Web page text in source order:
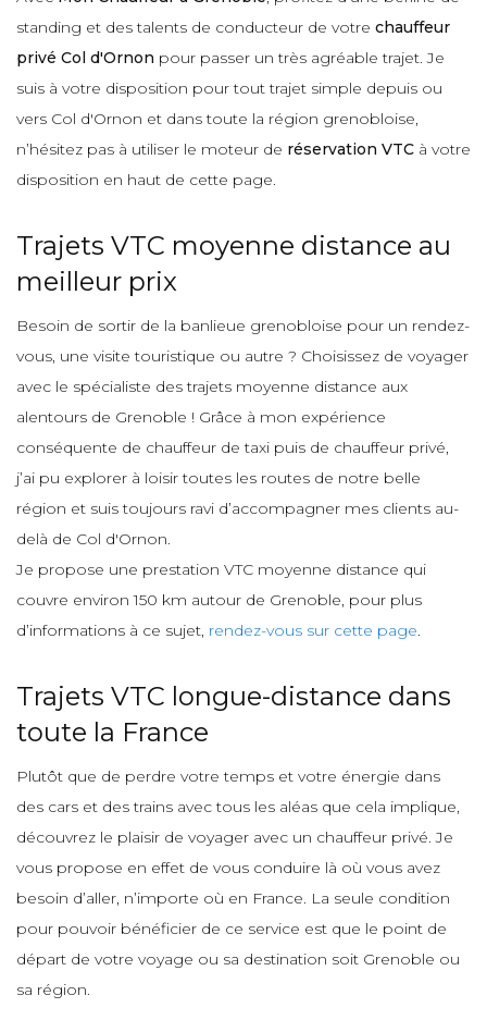
standing et des talents de conducteur de votre chauffeur
privé Col d'Ornon pour passer un très agréable trajet. Je
suis à votre disposition pour tout trajet simple depuis ou
vers Col d'Ornon et dans toute la région grenobloise,
n’hésitez pas à utiliser le moteur de réservation VTC à votre
disposition en haut de cette page.
Trajets VTC moyenne distance au
meilleur prix
Besoin de sortir de la banlieue grenobloise pour un rendez-
vous, une visite touristique ou autre ? Choisissez de voyager
avec le spécialiste des trajets moyenne distance aux
alentours de Grenoble ! Grâce à mon expérience
conséquente de chauffeur de taxi puis de chauffeur privé,
j’ai pu explorer à loisir toutes les routes de notre belle
région et suis toujours ravi d’accompagner mes clients au-
delà de Col d'Ornon.
Je propose une prestation VTC moyenne distance qui
couvre environ 150 km autour de Grenoble, pour plus
d’informations à ce sujet, rendez-vous sur cette page.
Trajets VTC longue-distance dans
toute la France
Plutôt que de perdre votre temps et votre énergie dans
des cars et des trains avec tous les aléas que cela implique,
découvrez le plaisir de voyager avec un chauffeur privé. Je
vous propose en effet de vous conduire là où vous avez
besoin d’aller, n’importe où en France. La seule condition
pour pouvoir bénéficier de ce service est que le point de
départ de votre voyage ou sa destination soit Grenoble ou
sa région.